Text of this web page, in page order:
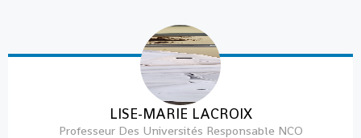
LISE-MARIE LACROIX
Professeur Des Universités Responsable NCO